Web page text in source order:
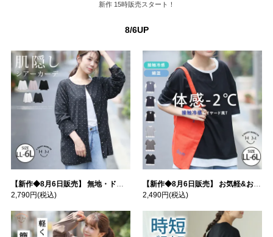
新作 15時販売スタート！
8/6UP
【新作◆8月6日販売】 無地・ドット柄から選べる 忍ばせ 活躍 シアー カーデ | 大きいサイズの通販ならハッピーマリリン
2,790円(税込)
【新作◆8月6日販売】 お気軽&お手軽 選べるデザイン 接触冷感 レイヤード風 コットン トップス | 大きいサイズの通販ならハッピーマリリン
2,490円(税込)